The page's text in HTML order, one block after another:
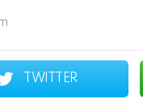
TWITTER